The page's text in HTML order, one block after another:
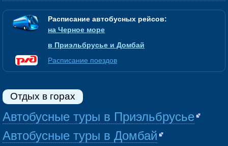
Расписание автобусных рейсов:
на Черное море
в Приэльбрусье и Домбай
Расписание поездов
Отдых в горах
Автобусные туры в Приэльбрусье
Автобусные туры в Домбай